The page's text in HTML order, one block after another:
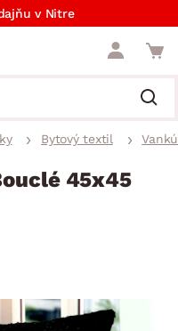
v Nitre
Bytový textil
45x45